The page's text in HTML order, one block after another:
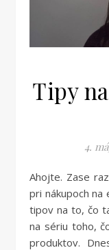
Tipy
4.
Ahojte. Zase raz nastal ten čas a ja som a opustila
pri nákupoch na
tipov na to, čo
na sériu toho,
produktov.